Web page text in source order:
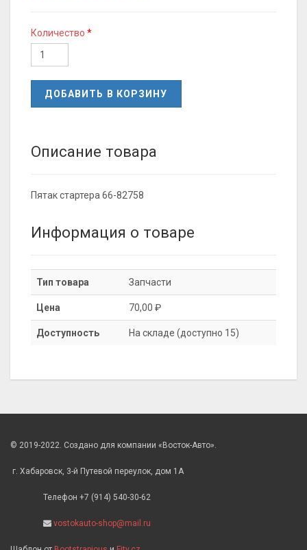
Количество
ДОБАВИТЬ В КОРЗИНУ
Описание товара
Пятак стартера 66-82758
Информация о товаре
Тип товара Запчасти
Цена 70,00 ₽
Доступность На складе (доступно 15)
© 2019-2022. Создано для компании «Восток-Авто».
г. Хабаровск, 3-й Путевой переулок, дом 1А
Телефон +7 (914) 540-30-62
vostokauto-shop@mail.ru